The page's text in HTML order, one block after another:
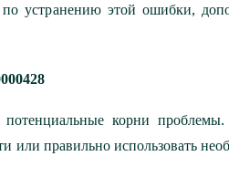
устранению этой ошибки,
корни
или правильно использовать